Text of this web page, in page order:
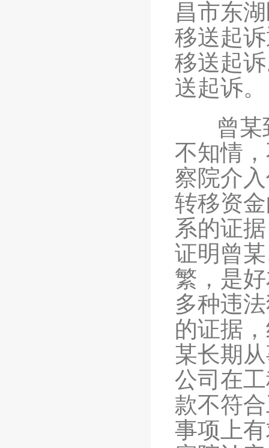
昌市东
移送起
移送起
送起诉。
曾某到
不知情
察院介
转移资
系的证
证明曾
繁，是
多种违
的证据
某长期
公司在
款不符
事项上